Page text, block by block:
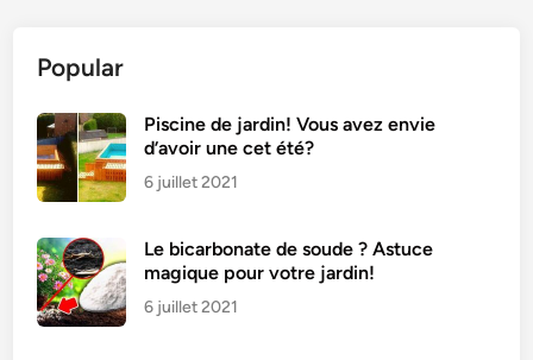
Popular
Piscine de jardin! Vous avez envie
d’avoir une cet été?
6 juillet 2021
Le bicarbonate de soude ? Astuce
magique pour votre jardin!
6 juillet 2021